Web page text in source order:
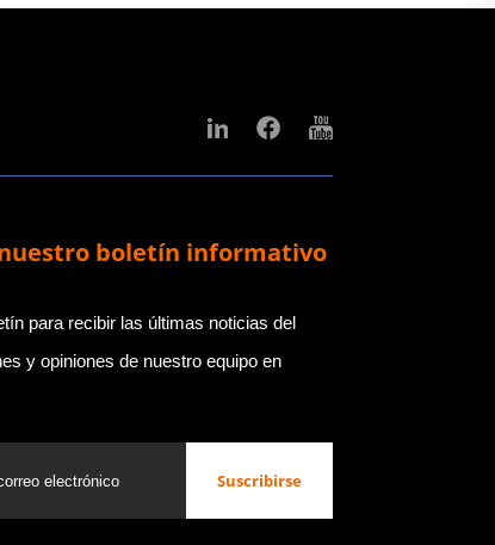
boletín informativo
para recibir las últimas noticias del
y opiniones de nuestro equipo en
Suscribirse